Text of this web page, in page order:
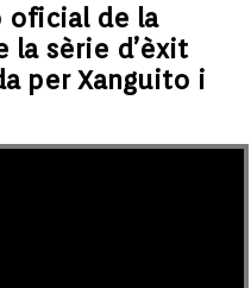
oficial de la
la sèrie d’èxit
per Xanguito i